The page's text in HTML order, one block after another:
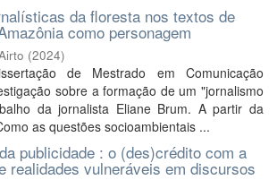
da floresta nos textos de
como personagem
(2024)
de Mestrado em Comunicação
sobre a formação de um "jornalismo
da jornalista Eliane Brum. A partir da
as questões socioambientais ...
publicidade : o (des)crédito com a
realidades vulneráveis em discursos